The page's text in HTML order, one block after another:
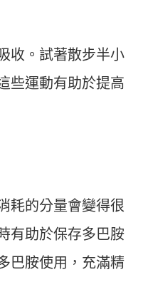
收。試著散步半小
些運動有助於提高
耗的分量會變得很
有助於保存多巴胺
巴胺使用，充滿精